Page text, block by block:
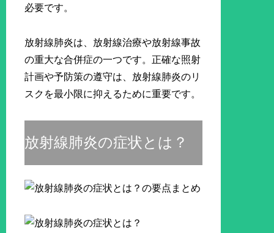
必要です。
放射線肺炎は、放射線治療や放射線事故
の重大な合併症の一つです。正確な照射
計画や予防策の遵守は、放射線肺炎のリ
スクを最小限に抑えるために重要です。
放射線肺炎の症状とは？